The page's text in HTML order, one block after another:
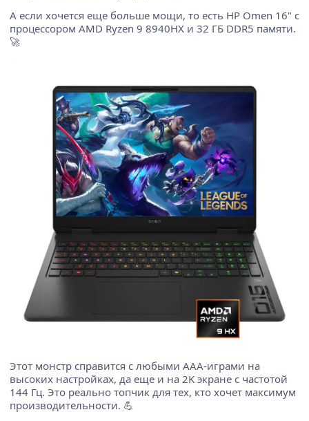
А если хочется еще больше мощи, то есть HP Omen 16" с
процессором AMD Ryzen 9 8940HX и 32 ГБ DDR5 памяти.
🚀
Этот монстр справится с любыми AAA-играми на
высоких настройках, да еще и на 2K экране с частотой
144 Гц. Это реально топчик для тех, кто хочет максимум
производительности. 💪